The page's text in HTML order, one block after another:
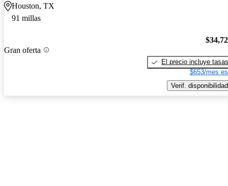
Houston, TX
91 millas
Gran oferta
El precio incluye tasas
$653/mes
Verif. disponibilidad